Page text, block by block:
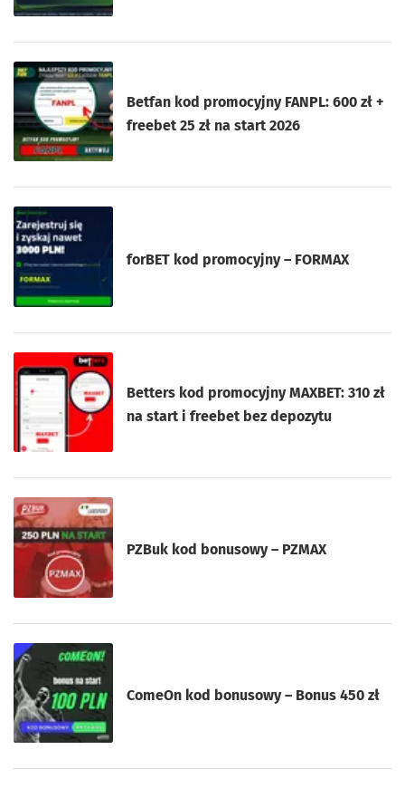
Betfan kod promocyjny FANPL: 600 zł +
freebet 25 zł na start 2026
forBET kod promocyjny – FORMAX
Betters kod promocyjny MAXBET: 310 zł
na start i freebet bez depozytu
PZBuk kod bonusowy – PZMAX
ComeOn kod bonusowy – Bonus 450 zł